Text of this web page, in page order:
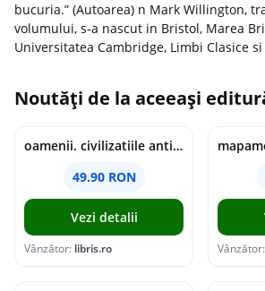
bucuria.” (Autoarea) n Mark Willington,
volumului, s-a nascut in Bristol, Marea
Universitatea Cambridge, Limbi Clasice
Noutăți de la aceeași
oamenii. civilizatiile antice si lucrurile uluitoare pe care le-au creat - jonny marx, charlie davis
49.90 RON
Vezi detalii
Vânzător: libris.ro Vânzător: